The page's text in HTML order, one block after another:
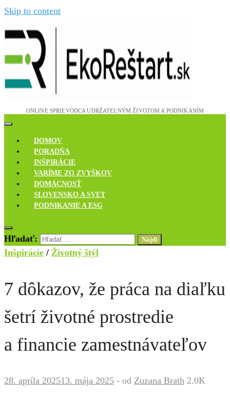
Skip to content
Ekoreštart
Novinky, rozhovory a inšpirácie
DOMOV
PORADŇA
INŠPIRÁCIE
VARÍME ZO ZVYŠKOV
DOMÁCNOSŤ
SLOVENSKO A SVET
PODNIKANIE A ESG
Hľadať:
Inšpirácie / Životný štýl
7 dôkazov, že práca na diaľku
šetrí životné prostredie
a financie zamestnávateľov
28. apríla 202513. mája 2025 - od Zuzana Brath 2.0K